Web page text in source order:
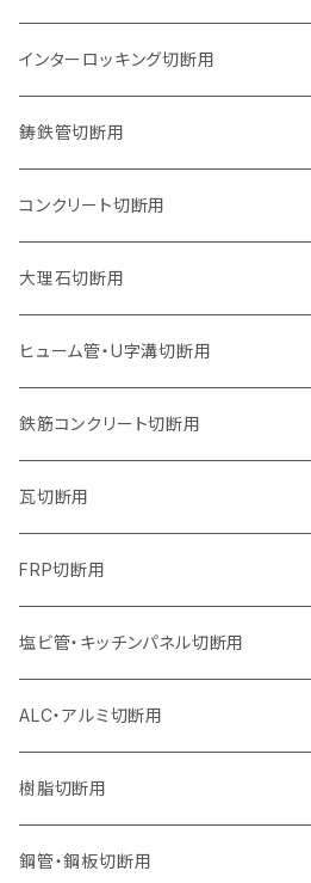
石井超硬電動切断機 取付用
セグメントタイプ（ビス穴付き
セグメントタイプ
セグメントタイプ（ビス穴付き
150mm（6インチ）
セグメントタイプ
180mm（7インチ）
セグメントタイプ
205mm（8インチ）
セグメントタイプ
230mm（9インチ）
セグメントタイプ
305mm（12インチ）
セグメント
セグメント（特殊凸凹加工チップ）
355mm（14インチ）
セグメント
セグメント（特殊凸凹加工チップ）
405mm（16インチ）
セグメントタイプ
セグメントタイプ
ウェーブタイプ
125mm（5インチ）
セグメントタイプ
ウェーブタイプ
150mm（6インチ）
セグメントタイプ
ウェーブタイプ
180mm（7インチ）
セグメントタイプ
ウェーブタイプ
205mm（8インチ）
セグメントタイプ
ウェーブタイプ
230mm（9インチ）
セグメントタイプ
ウェーブタイプ
255mm（10インチ）
セグメントタイプ
305mm（12インチ）
セグメント
セグメント（特殊凸凹加工チップ）
355mm（14インチ）
セグメント
セグメント（特殊凸凹加工チップ）
105mm（4インチ）
セグメントタイプ
ウェーブタイプ
125mm（5インチ）
セグメントタイプ
ウェーブタイプ
150mm（6インチ）
セグメントタイプ
ウェーブタイプ
180mm（7インチ）
セグメントタイプ
ウェーブタイプ
205mm（8インチ）
セグメントタイプ
ウェーブタイプ
230mm（9インチ）
セグメントタイプ
ウェーブタイプ
255mm（10インチ）
セグメントタイプ
305mm（12インチ）
セグメント
セグメント（特殊凸凹加工チップ）
355mm（14インチ）
セグメント
セグメント（特殊凸凹加工チップ）
インターロッキング切断用
105mm（4インチ）
セグメントタイプ
セグメントタイプ（ビス穴付き
125mm（5インチ）
セグメントタイプ
セグメントタイプ（ビス穴付き
150mm（6インチ）
セグメントタイプ
180mm（7インチ）
セグメントタイプ
205mm（8インチ）
セグメントタイプ
230mm（9インチ）
セグメントタイプ
255mm（10インチ）
セグメントタイプ（一般道路カッター用
305mm（12インチ）
セグメントタイプ
セグメントタイプ（一般道路カッター用
355mm（14インチ）
セグメントタイプ
セグメントタイプ（一般道路カッター用
405mm（16インチ）
セグメントタイプ
455mm（18インチ）
鋳鉄管切断用
105mm（4インチ）
セグメントタイプ
セグメントタイプ（ビス穴付き
125mm（5インチ）
セグメントタイプ
セグメントタイプ（ビス穴付き
150mm（6インチ）
セグメントタイプ
180mm（7インチ）
セグメントタイプ
205mm（8インチ）
セグメントタイプ
230mm（9インチ）
セグメントタイプ
305mm（12インチ）
セグメントタイプ
埋設鋳鉄管工事対応タイプ
355mm（14インチ）
セグメントタイプ
埋設鋳鉄管工事対応タイプ
405mm（16インチ）
セグメントタイプ
コンクリート切断用
105mm（4インチ）
セグメントタイプ
ウェーブタイプ
125mm（5インチ）
セグメントタイプ
ウェーブタイプ
150mm（6インチ）
セグメントタイプ
ウェーブタイプ
180mm（7インチ）
セグメントタイプ
ウェーブタイプ
205mm（8インチ）
セグメントタイプ
ウェーブタイプ
230mm（9インチ）
セグメントタイプ
ウェーブタイプ
255mm（10インチ）
セグメントタイプ
セグメントタイプ（一般道路カッター用
305mm（12インチ）
セグメント
355mm（14インチ）
大理石切断用
125mm（5インチ）
ヒューム管・U字溝切断用
105mm（4インチ）
セグメントタイプ
125mm（5インチ）
セグメントタイプ
150mm（6インチ）
セグメントタイプ
180mm（7インチ）
セグメントタイプ
205mm（8インチ）
セグメントタイプ
230mm（9インチ）
セグメントタイプ
255mm（10インチ）
鉄筋コンクリート切断用
305mm（12インチ）
セグメントタイプ
355mm（14インチ）
セグメントタイプ
405mm（16インチ）
セグメントタイプ
瓦切断用
105mm（4インチ）
FRP切断用
125ｍｍ（5インチ）
塩ビ管・キッチンパネル切断用
125ｍｍ（5インチ）
ALC・アルミ切断用
305mm（12インチ）
砥石（補強綱入り）
355mm（14インチ）
樹脂切断用
305mm（12インチ）
鋼管・鋼板切断用